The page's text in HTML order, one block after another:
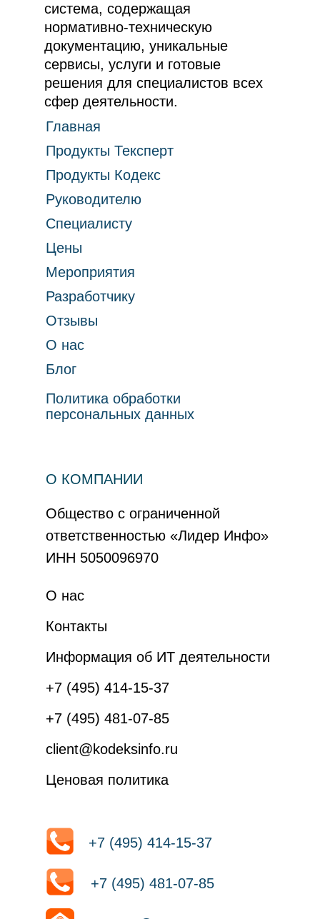
Главная
О нас
Продукты Тексперт
Продукты Кодекс
Руководителю
Специалисту
Разработчику
Цены
Отзывы
система, содержащая
нормативно-техническую
документацию, уникальные
сервисы, услуги и готовые
решения для специалистов всех
сфер деятельности.
Политика обработки
персональных данных
Блог
+7 (495) 414-15-37
+7 (495) 481-07-85
Мероприятия
+7 (495) 414-15-37
+7 (495) 481-07-85
client@kodeksinfo.ru
Информация об ИТ деятельности
Ценовая политика
Контакты
О нас
О КОМПАНИИ
Общество с ограниченной
ответственностью «Лидер Инфо»
ИНН 5050096970